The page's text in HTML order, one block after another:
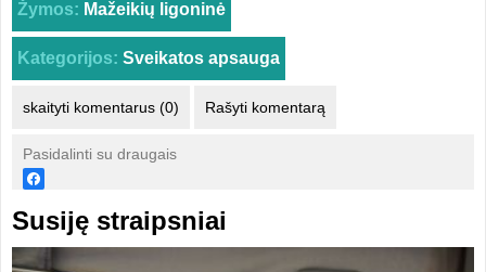
Žymos: Mažeikių ligoninė
Kategorijos: Sveikatos apsauga
skaityti komentarus (0) Rašyti komentarą
Pasidalinti su draugais
Susiję straipsniai